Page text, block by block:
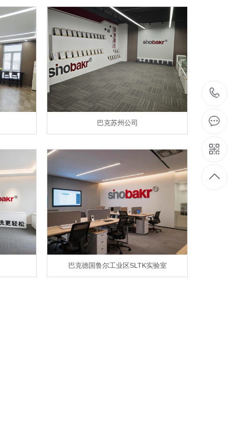
巴克苏州公司
巴克德国鲁尔工业区SLTK实验室